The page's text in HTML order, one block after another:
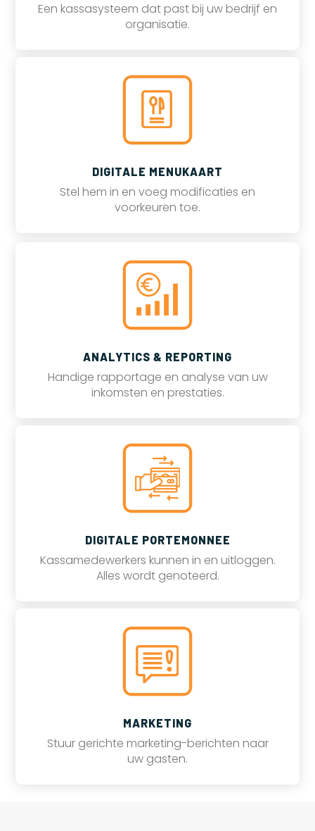
Een kassasysteem dat past bij uw bedrijf en
organisatie.
DIGITALE MENUKAART
Stel hem in en voeg modificaties en
voorkeuren toe.
ANALYTICS & REPORTING
Handige rapportage en analyse van uw
inkomsten en prestaties.
DIGITALE PORTEMONNEE
Kassamedewerkers kunnen in en uitloggen.
Alles wordt genoteerd.
MARKETING
Stuur gerichte marketing-berichten naar
uw gasten.